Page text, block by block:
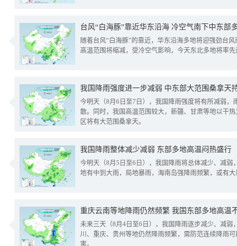
台风“白海豚”靠近华东沿海 冷空气南下中东部
随着台风“白海豚”的靠近，华东沿海多地将迎强劲台风
高温范围将缩减，受冷空气影响，今天东北多地将率先
今明天（8月6日至7日），我国降雨强度将有所减弱，
散。同时，我国高温范围较大，新疆、甘肃等地以干
区将有大范围桑拿天。
我国降雨整体减少减弱 东部多地高温闷热盛行
今明天（8月5日至6日），我国降雨将总体减少、减弱
地有中到大雨，局地暴雨，海南岛强降雨频繁，或有大
重庆云南等地降雨仍然频繁 我国东部多地高温
未来三天（8月4日至6日），我国降雨逐步减少、减弱
川、重庆、贵州等地仍然降雨频繁，需防范连续降雨
害。